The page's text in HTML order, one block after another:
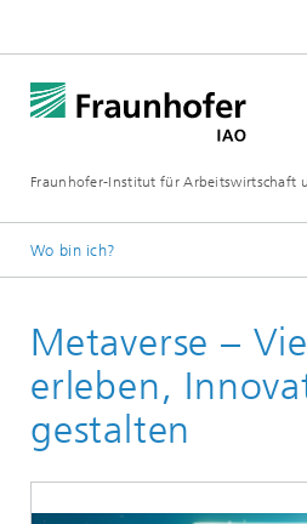
Fraunhofer-Institut für Arbeitswirtschaft
Wo bin ich?
Leistungen
Metaverse –
erleben,
gestalten